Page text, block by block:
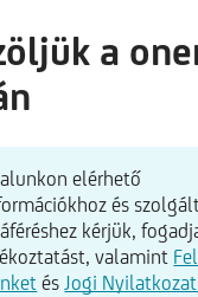
a
elérhető
és
kérjük,
valamint
ésJogi